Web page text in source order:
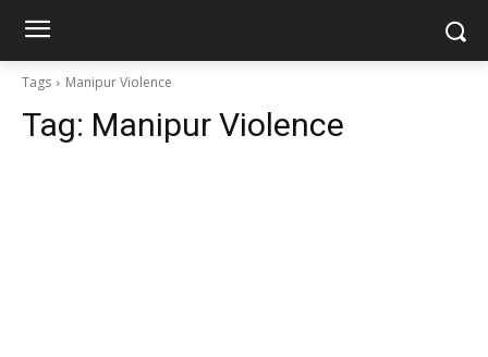
Tags Manipur Violence
Tag: Manipur Violence